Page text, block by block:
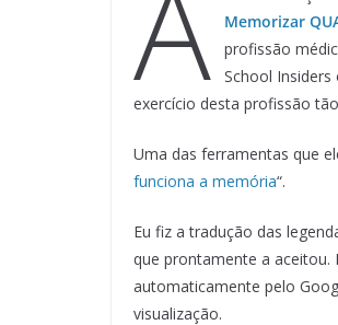
Memorizar
profissão
School
exercício desta profissão
Uma das ferramentas que
funciona a memória“.
Eu fiz a tradução das
que prontamente a aceitou.
automaticamente pelo
visualização.